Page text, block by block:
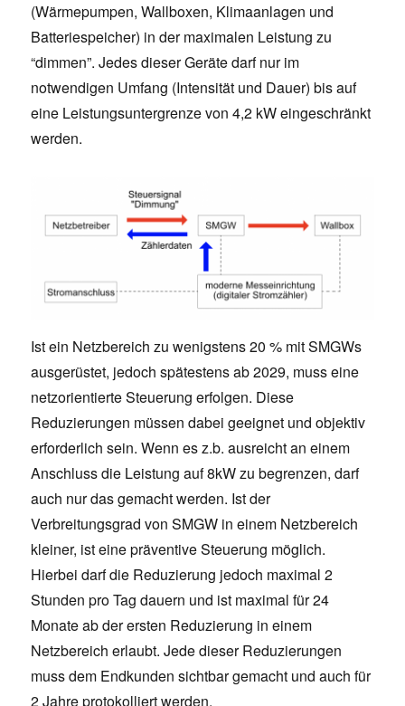
(Wärmepumpen, Wallboxen, Klimaanlagen und
Batteriespeicher) in der maximalen Leistung zu
“dimmen”. Jedes dieser Geräte darf nur im
notwendigen Umfang (Intensität und Dauer) bis auf
eine Leistungsuntergrenze von 4,2 kW eingeschränkt
werden.
Ist ein Netzbereich zu wenigstens 20 % mit SMGWs
ausgerüstet, jedoch spätestens ab 2029, muss eine
netzorientierte Steuerung erfolgen. Diese
Reduzierungen müssen dabei geeignet und objektiv
erforderlich sein. Wenn es z.b. ausreicht an einem
Anschluss die Leistung auf 8kW zu begrenzen, darf
auch nur das gemacht werden. Ist der
Verbreitungsgrad von SMGW in einem Netzbereich
kleiner, ist eine präventive Steuerung möglich.
Hierbei darf die Reduzierung jedoch maximal 2
Stunden pro Tag dauern und ist maximal für 24
Monate ab der ersten Reduzierung in einem
Netzbereich erlaubt. Jede dieser Reduzierungen
muss dem Endkunden sichtbar gemacht und auch für
2 Jahre protokolliert werden.